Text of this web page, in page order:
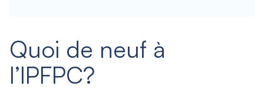
Quoi de neuf à
l’IPFPC?